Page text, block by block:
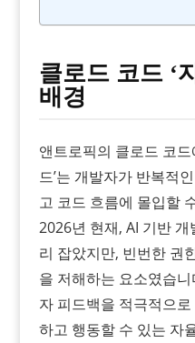
클로드 코드 ‘
배경
앤트로픽의 클로드 코
드’는 개발자가 반복적
고 코드 흐름에 몰입할
2026년 현재, AI 기반
리 잡았지만, 빈번한 권
을 저해하는 요소였습
자 피드백을 적극적으
하고 행동할 수 있는 자